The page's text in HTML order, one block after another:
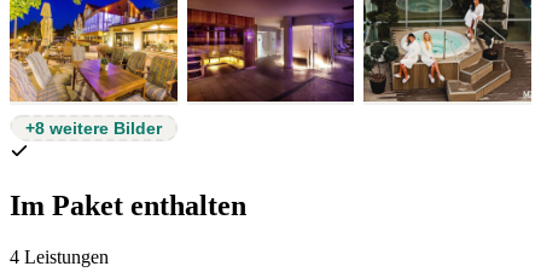
+8 weitere Bilder
Im Paket enthalten
4 Leistungen